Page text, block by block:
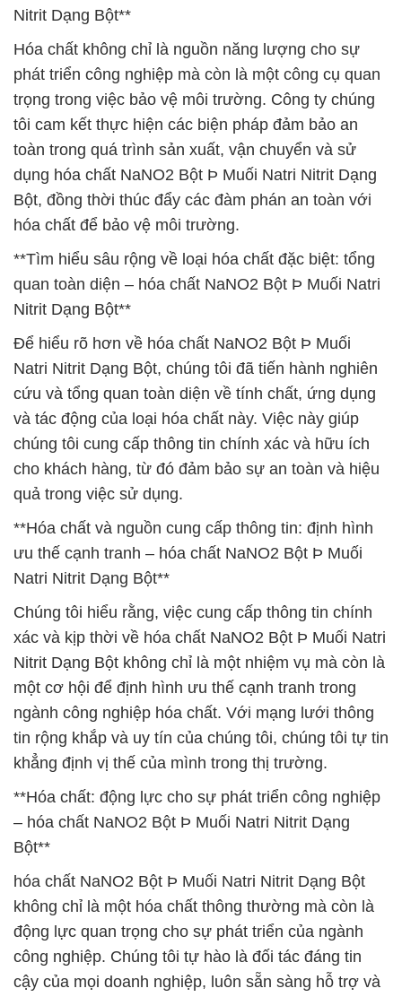
Nitrit Dạng Bột**
Hóa chất không chỉ là nguồn năng lượng cho sự
phát triển công nghiệp mà còn là một công cụ quan
trọng trong việc bảo vệ môi trường. Công ty chúng
tôi cam kết thực hiện các biện pháp đảm bảo an
toàn trong quá trình sản xuất, vận chuyển và sử
dụng hóa chất NaNO2 Bột Þ Muối Natri Nitrit Dạng
Bột, đồng thời thúc đẩy các đàm phán an toàn với
hóa chất để bảo vệ môi trường.
**Tìm hiểu sâu rộng về loại hóa chất đặc biệt: tổng
quan toàn diện – hóa chất NaNO2 Bột Þ Muối Natri
Nitrit Dạng Bột**
Để hiểu rõ hơn về hóa chất NaNO2 Bột Þ Muối
Natri Nitrit Dạng Bột, chúng tôi đã tiến hành nghiên
cứu và tổng quan toàn diện về tính chất, ứng dụng
và tác động của loại hóa chất này. Việc này giúp
chúng tôi cung cấp thông tin chính xác và hữu ích
cho khách hàng, từ đó đảm bảo sự an toàn và hiệu
quả trong việc sử dụng.
**Hóa chất và nguồn cung cấp thông tin: định hình
ưu thế cạnh tranh – hóa chất NaNO2 Bột Þ Muối
Natri Nitrit Dạng Bột**
Chúng tôi hiểu rằng, việc cung cấp thông tin chính
xác và kịp thời về hóa chất NaNO2 Bột Þ Muối Natri
Nitrit Dạng Bột không chỉ là một nhiệm vụ mà còn là
một cơ hội để định hình ưu thế cạnh tranh trong
ngành công nghiệp hóa chất. Với mạng lưới thông
tin rộng khắp và uy tín của chúng tôi, chúng tôi tự tin
khẳng định vị thế của mình trong thị trường.
**Hóa chất: động lực cho sự phát triển công nghiệp
– hóa chất NaNO2 Bột Þ Muối Natri Nitrit Dạng
Bột**
hóa chất NaNO2 Bột Þ Muối Natri Nitrit Dạng Bột
không chỉ là một hóa chất thông thường mà còn là
động lực quan trọng cho sự phát triển của ngành
công nghiệp. Chúng tôi tự hào là đối tác đáng tin
cậy của mọi doanh nghiệp, luôn sẵn sàng hỗ trợ và